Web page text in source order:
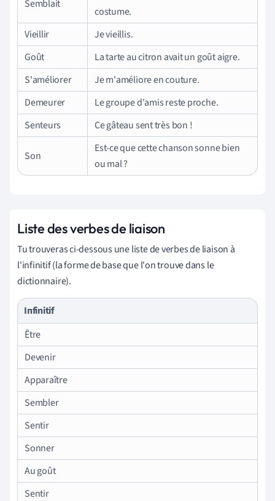
Semblait
costume.
Vieillir
Je vieillis.
Goût
La tarte au citron avait un goût aigre.
S'améliorer
Je m'améliore en couture.
Demeurer
Le groupe d'amis reste proche.
Senteurs
Ce gâteau sent très bon !
Son
Est-ce que cette chanson sonne bien
ou mal ?
Liste des verbes de liaison
Tu trouveras ci-dessous une liste de verbes de liaison à
l'infinitif (la forme de base que l'on trouve dans le
dictionnaire).
Infinitif
Être
Devenir
Apparaître
Sembler
Sentir
Sonner
Au goût
Sentir